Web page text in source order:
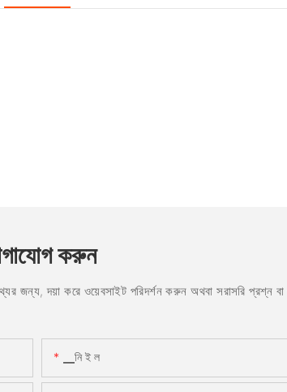
করুন
জন্য, দয়া করে ওয়েবসাইট পরিদর্শন করুন অথবা সরাসরি প্রশ্ন
▁নি ই ল